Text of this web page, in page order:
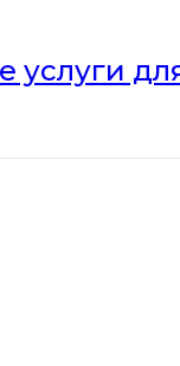
услуги